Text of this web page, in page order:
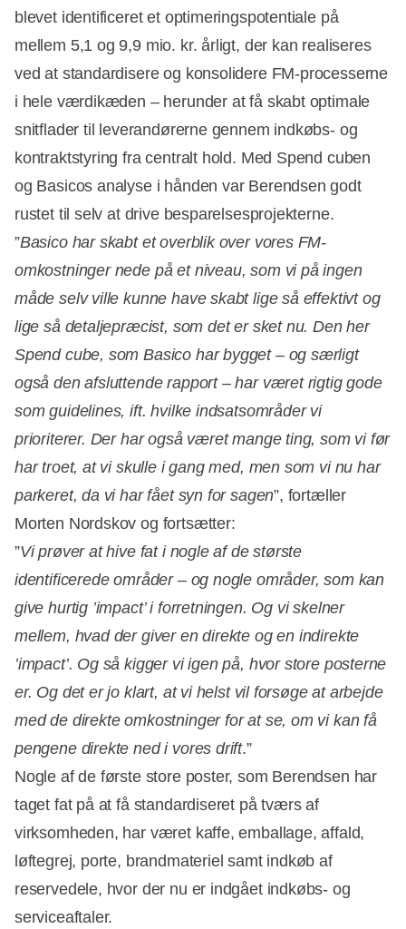
blevet identificeret et optimeringspotentiale på
mellem 5,1 og 9,9 mio. kr. årligt, der kan realiseres
ved at standardisere og konsolidere FM-processerne
i hele værdikæden – herunder at få skabt optimale
snitflader til leverandørerne gennem indkøbs- og
kontraktstyring fra centralt hold. Med Spend cuben
og Basicos analyse i hånden var Berendsen godt
rustet til selv at drive besparelsesprojekterne.
”Basico har skabt et overblik over vores FM-
omkostninger nede på et niveau, som vi på ingen
måde selv ville kunne have skabt lige så effektivt og
lige så detaljepræcist, som det er sket nu. Den her
Spend cube, som Basico har bygget – og særligt
også den afsluttende rapport – har været rigtig gode
som guidelines, ift. hvilke indsatsområder vi
prioriterer. Der har også været mange ting, som vi før
har troet, at vi skulle i gang med, men som vi nu har
parkeret, da vi har fået syn for sagen”, fortæller
Morten Nordskov og fortsætter:
”Vi prøver at hive fat i nogle af de største
identificerede områder – og nogle områder, som kan
give hurtig ’impact’ i forretningen. Og vi skelner
mellem, hvad der giver en direkte og en indirekte
’impact’. Og så kigger vi igen på, hvor store posterne
er. Og det er jo klart, at vi helst vil forsøge at arbejde
med de direkte omkostninger for at se, om vi kan få
pengene direkte ned i vores drift.”
Nogle af de første store poster, som Berendsen har
taget fat på at få standardiseret på tværs af
virksomheden, har været kaffe, emballage, affald,
løftegrej, porte, brandmateriel samt indkøb af
reservedele, hvor der nu er indgået indkøbs- og
serviceaftaler.